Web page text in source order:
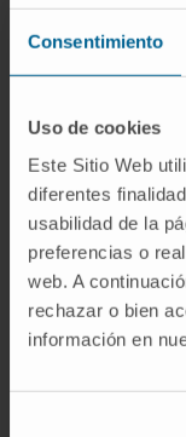
Consentimiento
Uso de cookies
Este Sitio Web
diferentes
usabilidad de la
preferencias o
web. A
rechazar o bien
información en
Actividad
En docencia
Tutor de
En
Ha
colaborado
nacionales e